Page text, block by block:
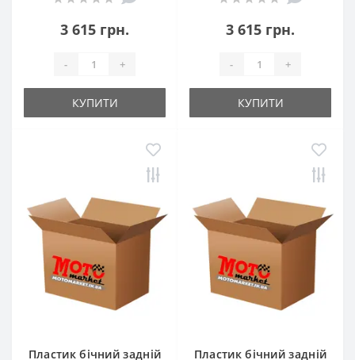
3 615 грн.
- +
КУПИТИ
3 615 грн.
- +
КУПИТИ
Пластик бічний задній
Пластик бічний задній